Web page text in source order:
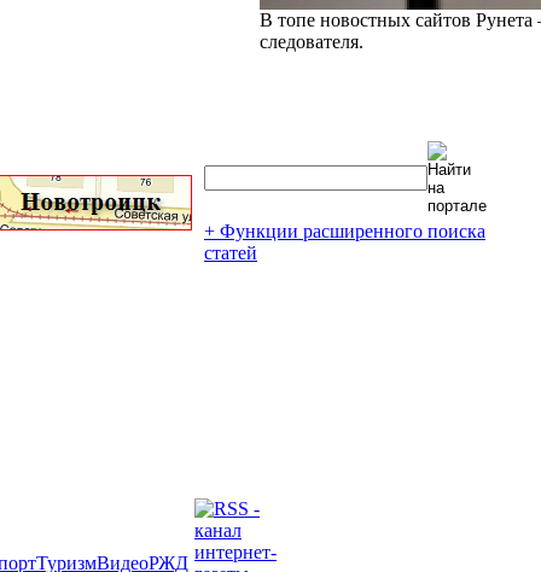
В топе новостных сайтов Рунета
следователя.
+ Функции расширенного поиска
статей
ТуризмВидеоРЖД